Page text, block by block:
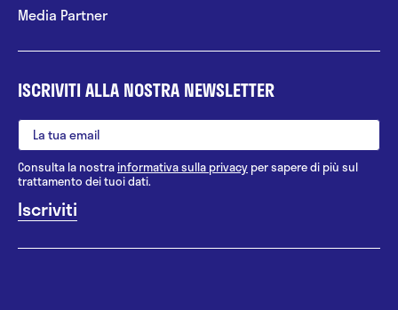
Media Partner
ISCRIVITI ALLA NOSTRA NEWSLETTER
Consulta la nostrainformativa sulla privacy per sapere di più sul
trattamento dei tuoi dati.